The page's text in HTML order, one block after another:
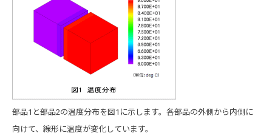
部品1と部品2の温度分布を図1に示します。各部品の外側から内側に
向けて、線形に温度が変化しています。